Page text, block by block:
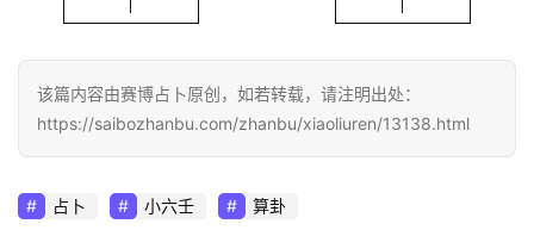
该篇内容由赛博占卜原创，如若转载，请注明出处：
https://saibozhanbu.com/zhanbu/xiaoliuren/13138.html
占卜 小六壬 算卦